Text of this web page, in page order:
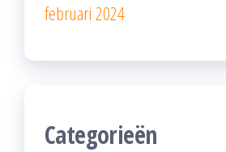
februari 2024
Categorieën